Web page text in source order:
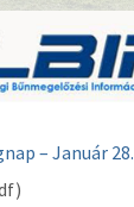
– Január 28.